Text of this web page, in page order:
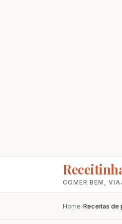
COMER BEM,
Home›Receitas de